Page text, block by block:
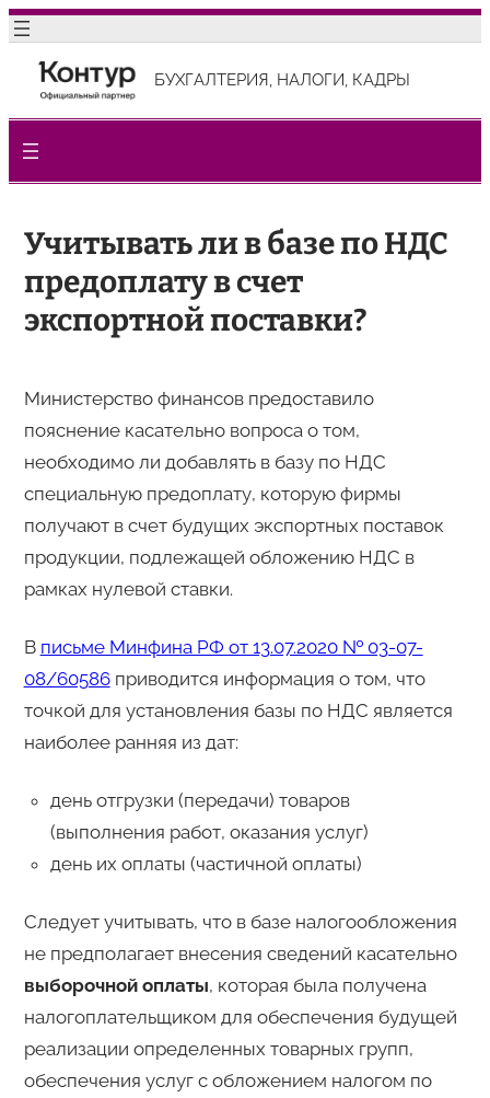
Перейти
содержимому
БУХГАЛТЕРИЯ, НАЛОГИ, КАДРЫ
Учитывать ли в базе по НДС
предоплату в счет
экспортной поставки?
Министерство финансов предоставило
пояснение касательно вопроса о том,
необходимо ли добавлять в базу по НДС
специальную предоплату, которую фирмы
получают в счет будущих экспортных поставок
продукции, подлежащей обложению НДС в
рамках нулевой ставки.
В письме Минфина РФ от 13.07.2020 № 03-07-
08/60586приводится информация о том, что
точкой для установления базы по НДС является
наиболее ранняя из дат:
день отгрузки (передачи) товаров
(выполнения работ, оказания услуг)
день их оплаты (частичной оплаты)
Следует учитывать, что в базе налогообложения
не предполагает внесения сведений касательно
выборочной оплаты, которая была получена
налогоплательщиком для обеспечения будущей
реализации определенных товарных групп,
обеспечения услуг с обложением налогом по